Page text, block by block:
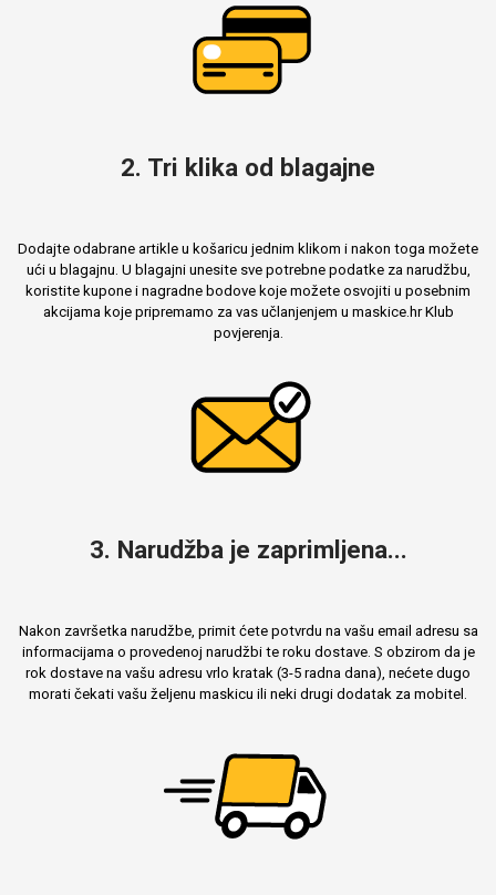
2. Tri klika od blagajne
Dodajte odabrane artikle u košaricu jednim klikom i nakon toga možete
ući u blagajnu. U blagajni unesite sve potrebne podatke za narudžbu,
koristite kupone i nagradne bodove koje možete osvojiti u posebnim
akcijama koje pripremamo za vas učlanjenjem u maskice.hr Klub
povjerenja.
3. Narudžba je zaprimljena...
Nakon završetka narudžbe, primit ćete potvrdu na vašu email adresu sa
informacijama o provedenoj narudžbi te roku dostave. S obzirom da je
rok dostave na vašu adresu vrlo kratak (3-5 radna dana), nećete dugo
morati čekati vašu željenu maskicu ili neki drugi dodatak za mobitel.